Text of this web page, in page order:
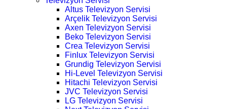
Altus Televizyon Servisi
Arçelik Televizyon Servisi
Axen Televizyon Servisi
Beko Televizyon Servisi
Crea Televizyon Servisi
Finlux Televizyon Servisi
Grundig Televizyon Servisi
Hi-Level Televizyon Servisi
Hitachi Televizyon Servisi
JVC Televizyon Servisi
LG Televizyon Servisi